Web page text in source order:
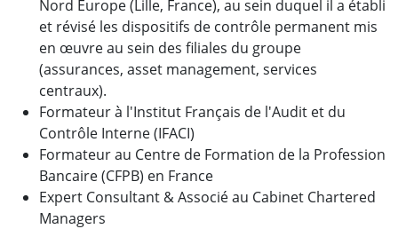
Nord Europe (Lille, France), au sein duquel il a établi
et révisé les dispositifs de contrôle permanent mis
en œuvre au sein des filiales du groupe
(assurances, asset management, services
centraux).
Formateur à l'Institut Français de l'Audit et du
Contrôle Interne (IFACI)
Formateur au Centre de Formation de la Profession
Bancaire (CFPB) en France
Expert Consultant & Associé au Cabinet Chartered
Managers